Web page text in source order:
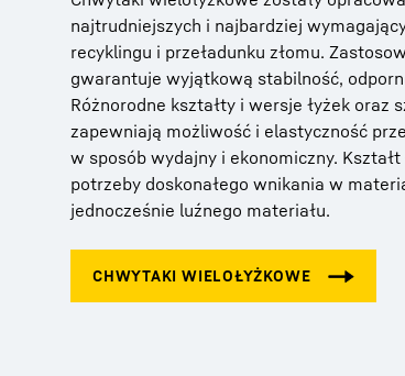
najtrudniejszych i najbardziej
recyklingu i przeładunku złomu.
gwarantuje wyjątkową stabilność,
Różnorodne kształty i wersje łyżek oraz
zapewniają możliwość i elastyczność
w sposób wydajny i ekonomiczny.
potrzeby doskonałego wnikania w
jednocześnie luźnego materiału.